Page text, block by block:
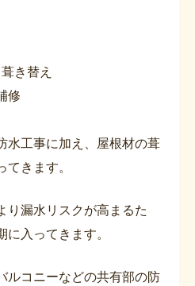
き替え
修
水工事に加え、屋根材の葺
きます。
り漏水リスクが高まるた
入ってきます。
ルコニーなどの共有部の防